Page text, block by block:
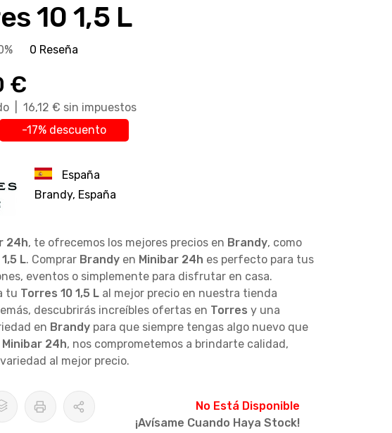
10 1,5 L
0 Reseña
€
| 16,12 € sin impuestos
-17% descuento
España
Brandy, España
24h, te ofrecemos los mejores precios en Brandy, como
L. Comprar Brandyen Minibar 24h es perfecto para tus
eventos o simplemente para disfrutar en casa.
tu Torres 10 1,5 Lal mejor precio en nuestra tienda
descubrirás increíbles ofertas en Torres y una
en Brandypara que siempre tengas algo nuevo que
Minibar 24h, nos comprometemos a brindarte calidad,
al mejor precio.
No Está Disponible
¡Avísame Cuando Haya Stock!